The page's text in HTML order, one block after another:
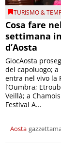
TURISMO &
Cosa fare
settimana
d’Aosta
Aosta
GiocAosta
del capoluogo; a
entra nel vivo la
l’Oumbra;
Veillà; a
Festival A...